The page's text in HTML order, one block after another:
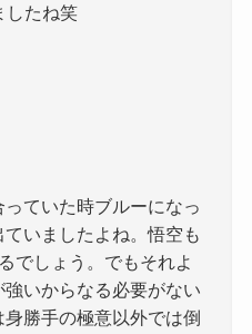
したね笑
ていた時ブルーになっ
いましたよね。悟空も
でしょう。でもそれよ
いからなる必要がない
勝手の極意以外では倒